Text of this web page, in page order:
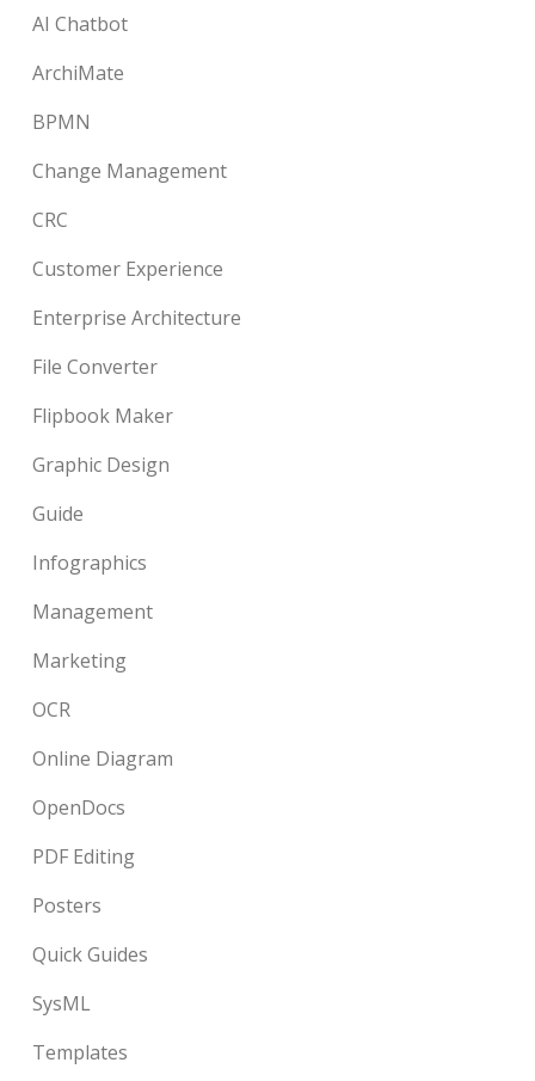
AI Chatbot
ArchiMate
BPMN
Change Management
CRC
Customer Experience
Enterprise Architecture
File Converter
Flipbook Maker
Graphic Design
Guide
Infographics
Management
Marketing
OCR
Online Diagram
OpenDocs
PDF Editing
Posters
Quick Guides
SysML
Templates